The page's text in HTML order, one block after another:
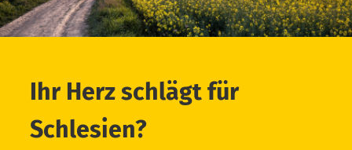
Ihr Herz schlägt für
Schlesien?